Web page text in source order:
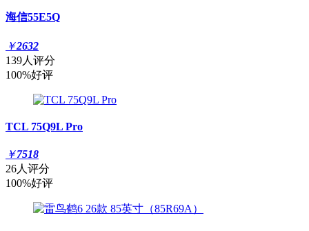
海信55E5Q
￥2632
139人评分
100%好评
TCL 75Q9L Pro
￥7518
26人评分
100%好评